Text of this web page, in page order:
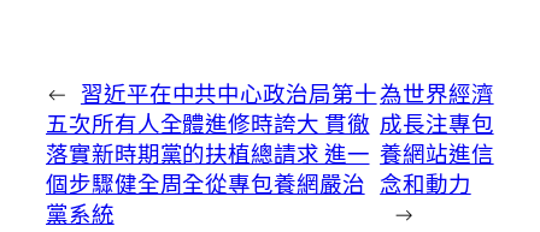
← 習近平在中共中心政治局第十
五次所有人全體進修時誇大 貫徹
落實新時期黨的扶植總請求 進一
個步驟健全周全從專包養網嚴治
黨系統
為世界經濟
成長注專包
養網站進信
念和動力
→